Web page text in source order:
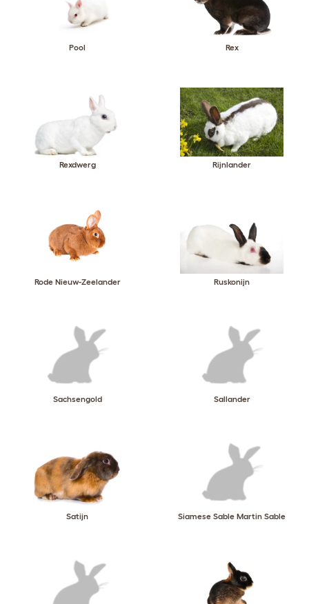
Pool Rex
Rexdwerg Rijnlander
Rode Nieuw-Zeelander Ruskonijn
Sachsengold Sallander
Satijn Siamese Sable Martin Sable